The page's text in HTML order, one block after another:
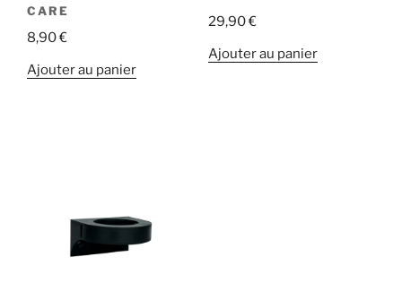
CARE
8,90€
Ajouter au panier
29,90€
Ajouter au panier